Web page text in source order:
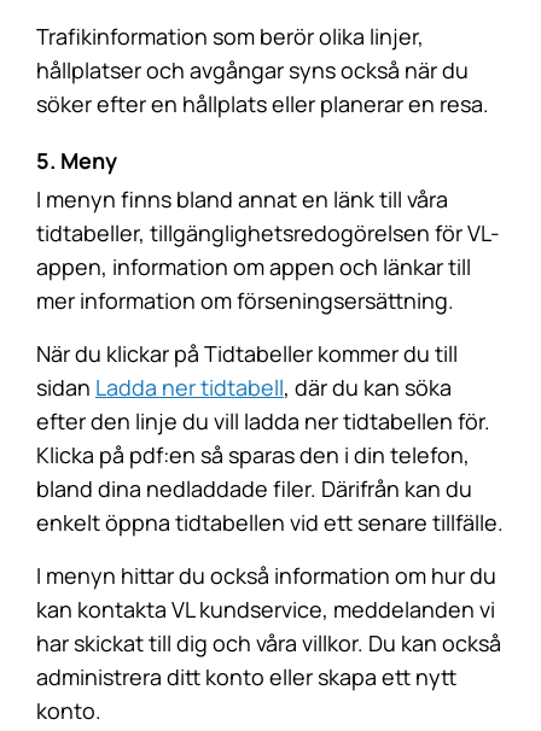
Trafikinformation som berör olika linjer,
hållplatser och avgångar syns också när du
söker efter en hållplats eller planerar en resa.
5. Meny
I menyn finns bland annat en länk till våra
tidtabeller, tillgänglighetsredogörelsen för VL-
appen, information om appen och länkar till
mer information om förseningsersättning.
När du klickar på Tidtabeller kommer du till
sidan Ladda ner tidtabell, där du kan söka
efter den linje du vill ladda ner tidtabellen för.
Klicka på pdf:en så sparas den i din telefon,
bland dina nedladdade filer. Därifrån kan du
enkelt öppna tidtabellen vid ett senare tillfälle.
I menyn hittar du också information om hur du
kan kontakta VL kundservice, meddelanden vi
har skickat till dig och våra villkor. Du kan också
administrera ditt konto eller skapa ett nytt
konto.